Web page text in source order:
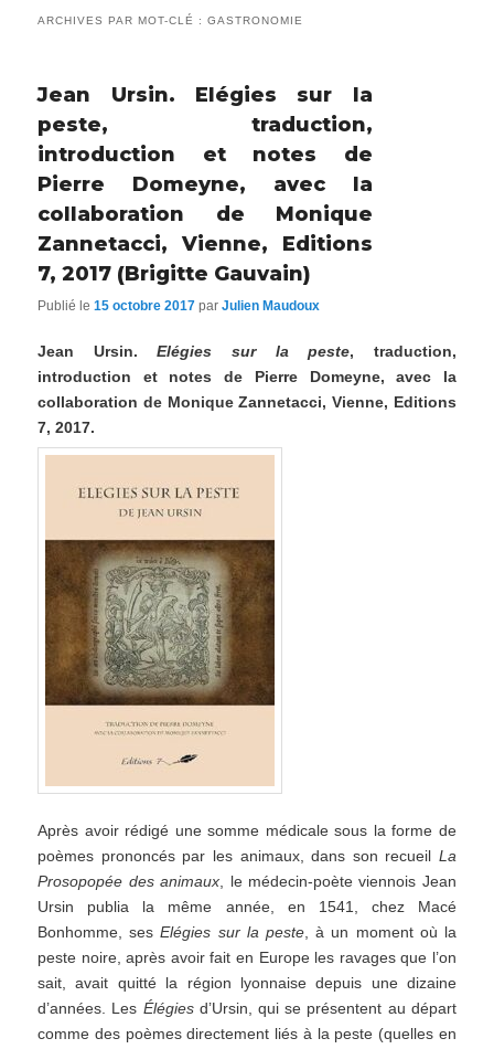
ARCHIVES PAR MOT-CLÉ :GASTRONOMIE
Jean Ursin. Elégies sur la
peste, traduction,
introduction et notes de
Pierre Domeyne, avec la
collaboration de Monique
Zannetacci, Vienne, Editions
7, 2017 (Brigitte Gauvain)
Publié le15 octobre 2017 parJulien Maudoux
Jean Ursin.Elégies sur la peste, traduction,
introduction et notes de Pierre Domeyne, avec la
collaboration de Monique Zannetacci, Vienne, Editions
7, 2017.
Après avoir rédigé une somme médicale sous la forme de
poèmes prononcés par les animaux, dans son recueil La
Prosopopée des animaux, le médecin-poète viennois Jean
Ursin publia la même année, en 1541, chez Macé
Bonhomme, sesElégies sur la peste, à un moment où la
peste noire, après avoir fait en Europe les ravages que l’on
sait, avait quitté la région lyonnaise depuis une dizaine
d’années. Les Élégies d’Ursin, qui se présentent au départ
comme des poèmes directement liés à la peste (quelles en